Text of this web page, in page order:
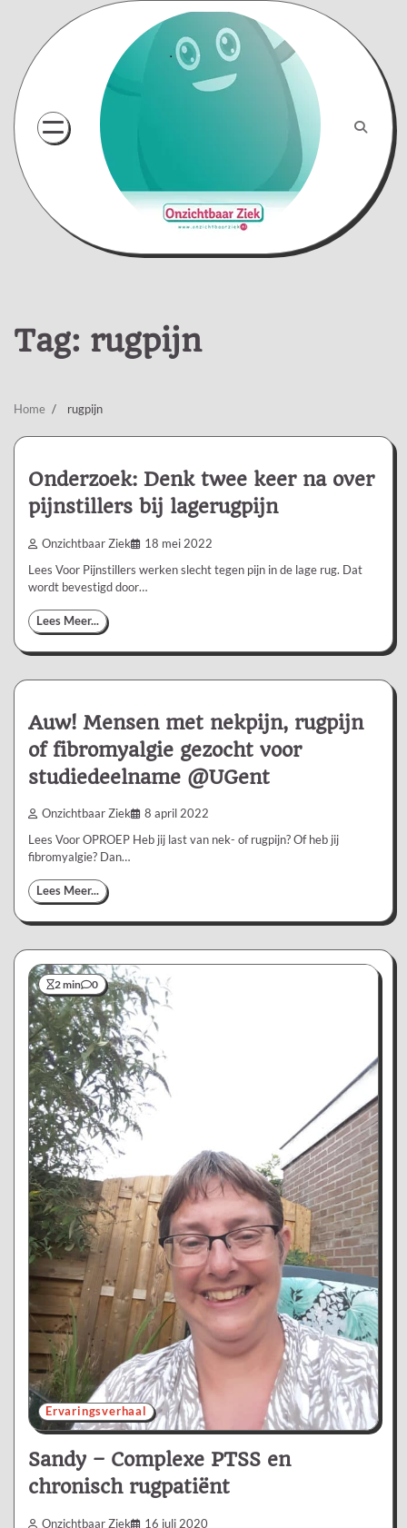
content
Tag: rugpijn
Home rugpijn
Onderzoek: Denk twee keer na over
pijnstillers bij lagerugpijn
Onzichtbaar Ziek 18 mei 2022
Lees Voor Pijnstillers werken slecht tegen pijn in de lage rug. Dat
wordt bevestigd door…
Lees Meer...
Auw! Mensen met nekpijn, rugpijn
of fibromyalgie gezocht voor
studiedeelname @UGent
Onzichtbaar Ziek 8 april 2022
Lees Voor OPROEP Heb jij last van nek- of rugpijn? Of heb jij
fibromyalgie? Dan…
Lees Meer...
2 min 0
Ervaringsverhaal
Sandy – Complexe PTSS en
chronisch rugpatiënt
Onzichtbaar Ziek 16 juli 2020